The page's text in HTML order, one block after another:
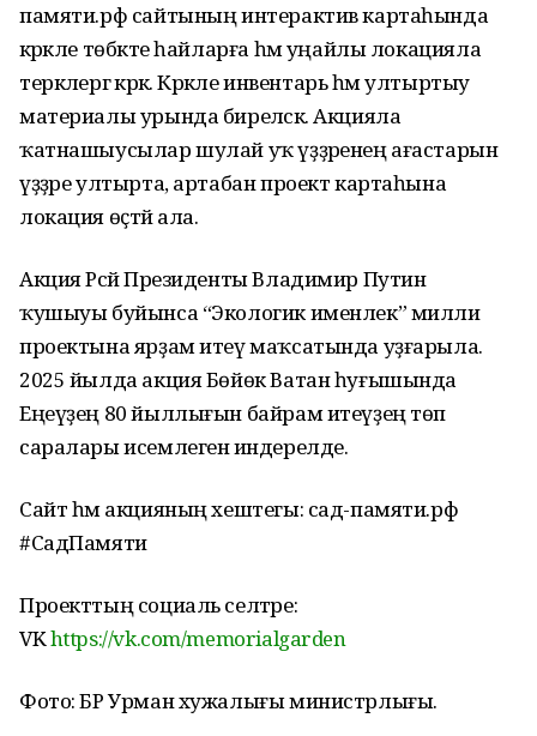
памяти.рф сайтының интерактив картаһында
кәрәкле төбәкте һайларға һәм уңайлы локацияла
теркәлергә кәрәк. Кәрәкле инвентарь һәм ултыртыу
материалы урында биреләсәк. Акцияла
ҡатнашыусылар шулай уҡ үҙҙәренең ағастарын
үҙҙәре ултырта, артабан проект картаһына
локация өҫтәй ала.
Акция Рәсәй Президенты Владимир Путин
ҡушыуы буйынса “Экологик именлек” милли
проектына ярҙам итеү маҡсатында уҙғарыла.
2025 йылда акция Бөйөк Ватан һуғышында
Еңеүҙең 80 йыллығын байрам итеүҙең төп
саралары исемлегенә индерелде.
Сайт һәм акцияның хештегы: сад-памяти.рф
#СадПамяти
Проекттың социаль селтәре:
VKhttps://vk.com/memorialgarden
Фото: БР Урман хужалығы министрлығы.